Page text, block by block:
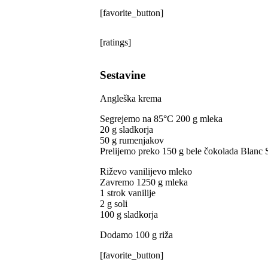
[favorite_button]
[ratings]
Sestavine
Angleška krema
Segrejemo na 85°C 200 g mleka
20 g sladkorja
50 g rumenjakov
Prelijemo preko 150 g bele čokolada Blanc
Riževo vanilijevo mleko
Zavremo 1250 g mleka
1 strok vanilije
2 g soli
100 g sladkorja
Dodamo 100 g riža
[favorite_button]